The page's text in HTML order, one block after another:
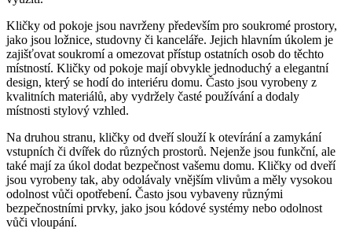
Kličky od pokoje ⁢jsou navrženy především pro soukromé prostory,‍
jako ‍jsou ložnice, studovny či kanceláře. Jejich hlavním úkolem​ je ​
zajišťovat soukromí a omezovat přístup ostatních osob do těchto
místností. Kličky od pokoje mají obvykle jednoduchý a elegantní
design, ‌který se hodí do interiéru domu. Často jsou vyrobeny z
kvalitních materiálů, ​aby vydržely časté používání⁢ a dodaly
místnosti stylový vzhled.
Na druhou ⁢stranu, ‍kličky od ⁣dveří slouží k otevírání a zamykání
vstupních či dvířek do různých prostorů. Nejenže jsou ​funkční,‍ ale
také ‌mají za úkol dodat bezpečnost vašemu domu. Kličky⁣ od dveří
jsou ‍vyrobeny⁢ tak,​ aby‌ odolávaly vnějším vlivům a měly vysokou
odolnost ‍vůči opotřebení.‌ Často jsou vybaveny různými
bezpečnostními ⁤prvky, jako jsou kódové systémy ⁣nebo odolnost
vůči vloupání.